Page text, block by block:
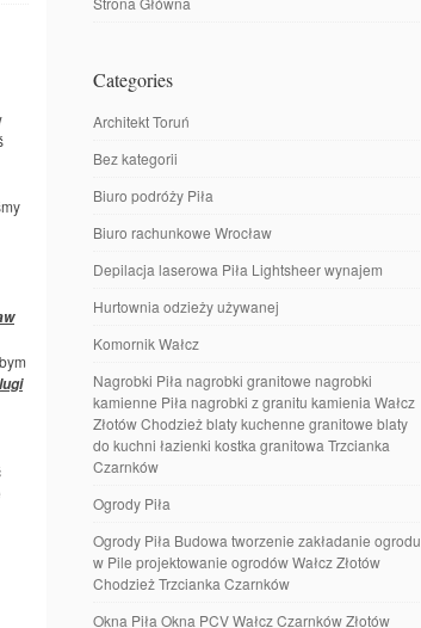
Categories
Architekt Toruń
Bez kategorii
Biuro podróży Piła
Biuro rachunkowe Wrocław
Depilacja laserowa Piła Lightsheer wynajem
Hurtownia odzieży używanej
Komornik Wałcz
Nagrobki Piła nagrobki granitowe nagrobki
kamienne Piła nagrobki z granitu kamienia Wałcz
Złotów Chodzież blaty kuchenne granitowe blaty
do kuchni łazienki kostka granitowa Trzcianka
Czarnków
Ogrody Piła
Ogrody Piła Budowa tworzenie zakładanie ogrodu
w Pile projektowanie ogrodów Wałcz Złotów
Chodzież Trzcianka Czarnków
Okna Piła Okna PCV Wałcz Czarnków Złotów